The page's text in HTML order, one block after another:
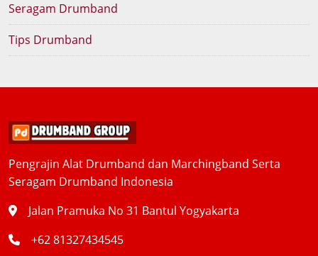
Seragam Drumband
Tips Drumband
Pengrajin Alat Drumband dan Marchingband Serta
Seragam Drumband Indonesia
Jalan Pramuka No 31 Bantul Yogyakarta
+62 81327434545